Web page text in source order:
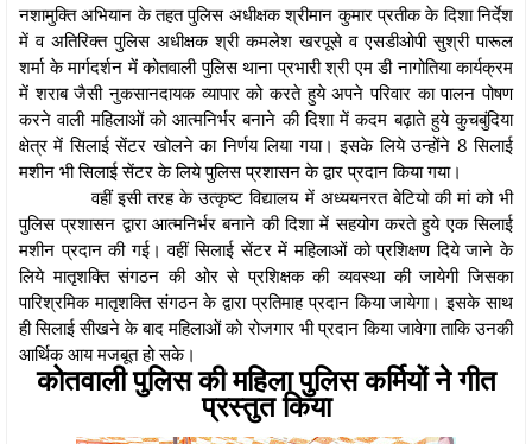
नशामुक्ति अभियान के तहत पुलिस अधीक्षक श्रीमान कुमार प्रतीक के दिशा निर्देश
में व अतिरिक्त पुलिस अधीक्षक श्री कमलेश खरपूसे व एसडीओपी सुश्री पारूल
शर्मा के मार्गदर्शन में कोतवाली पुलिस थाना प्रभारी श्री एम डी नागोतिया कार्यक्रम
में शराब जैसी नुकसानदायक व्यापार को करते हुये अपने परिवार का पालन पोषण
करने वाली महिलाओं को आत्मनिर्भर बनाने की दिशा में कदम बढ़ाते हुये कुचबुंदिया
क्षेत्र में सिलाई सेंटर खोलने का निर्णय लिया गया। इसके लिये उन्होंने 8 सिलाई
मशीन भी सिलाई सेंटर के लिये पुलिस प्रशासन के द्वार प्रदान किया गया।
वहीं इसी तरह के उत्कृष्ट विद्यालय में अध्ययनरत बेटियो की मां को भी
पुलिस प्रशासन द्वारा आत्मनिर्भर बनाने की दिशा में सहयोग करते हुये एक सिलाई
मशीन प्रदान की गई। वहीं सिलाई सेंटर में महिलाओं को प्रशिक्षण दिये जाने के
लिये मातृशक्ति संगठन की ओर से प्रशिक्षक की व्यवस्था की जायेगी जिसका
पारिश्रमिक मातृशक्ति संगठन के द्वारा प्रतिमाह प्रदान किया जायेगा। इसके साथ
ही सिलाई सीखने के बाद महिलाओं को रोजगार भी प्रदान किया जावेगा ताकि उनकी
आर्थिक आय मजबूत हो सके।
कोतवाली पुलिस की महिला पुलिस कर्मियों ने गीत
प्रस्तुत किया